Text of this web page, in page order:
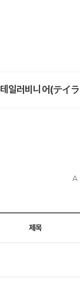
테일러비니어(テイ
제목